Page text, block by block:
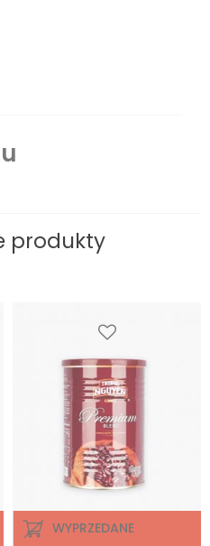
produkty
WYPRZEDANE